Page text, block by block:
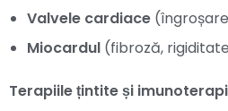
Valvele cardiace
Miocardul (fibroză,
Terapiile țintite și